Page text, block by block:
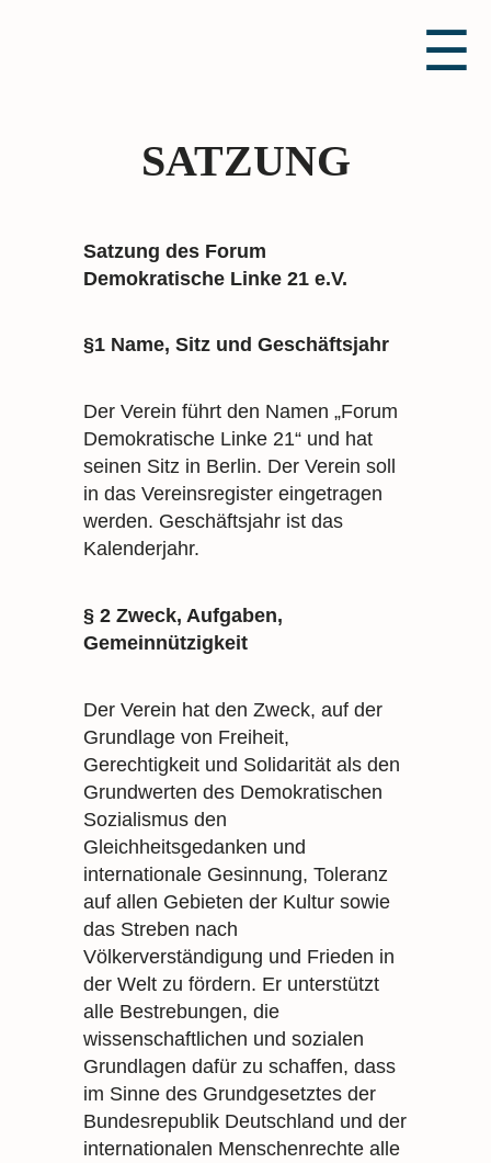
☰
SATZUNG
Satzung des Forum
Demokratische Linke 21 e.V.
§1 Name, Sitz und Geschäftsjahr
Der Verein führt den Namen „Forum
Demokratische Linke 21“ und hat
seinen Sitz in Berlin. Der Verein soll
in das Vereinsregister eingetragen
werden. Geschäftsjahr ist das
Kalenderjahr.
§ 2 Zweck, Aufgaben,
Gemeinnützigkeit
Der Verein hat den Zweck, auf der
Grundlage von Freiheit,
Gerechtigkeit und Solidarität als den
Grundwerten des Demokratischen
Sozialismus den
Gleichheitsgedanken und
internationale Gesinnung, Toleranz
auf allen Gebieten der Kultur sowie
das Streben nach
Völkerverständigung und Frieden in
der Welt zu fördern. Er unterstützt
alle Bestrebungen, die
wissenschaftlichen und sozialen
Grundlagen dafür zu schaffen, dass
im Sinne des Grundgesetztes der
Bundesrepublik Deutschland und der
internationalen Menschenrechte alle